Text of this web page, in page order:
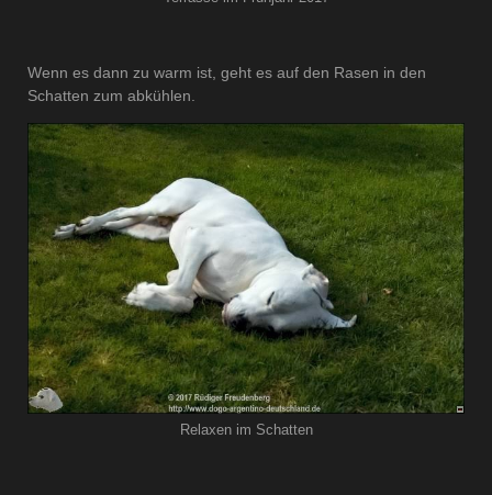
Wenn es dann zu warm ist, geht es auf den Rasen in den
Schatten zum abkühlen.
Relaxen im Schatten